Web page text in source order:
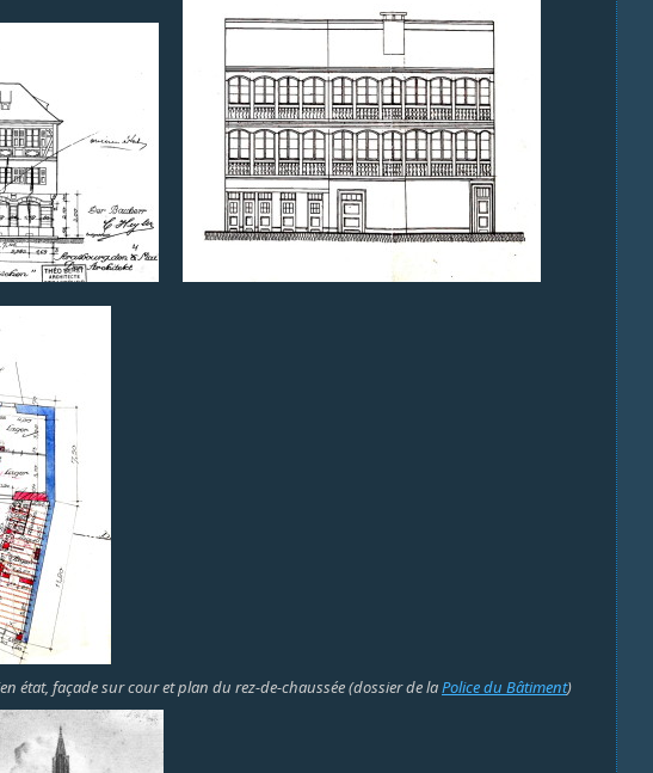
état, façade sur cour et plan du rez-de-chaussée (dossier de laPolice du Bâtiment)